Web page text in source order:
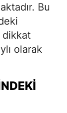
Bu
dikkat
olarak